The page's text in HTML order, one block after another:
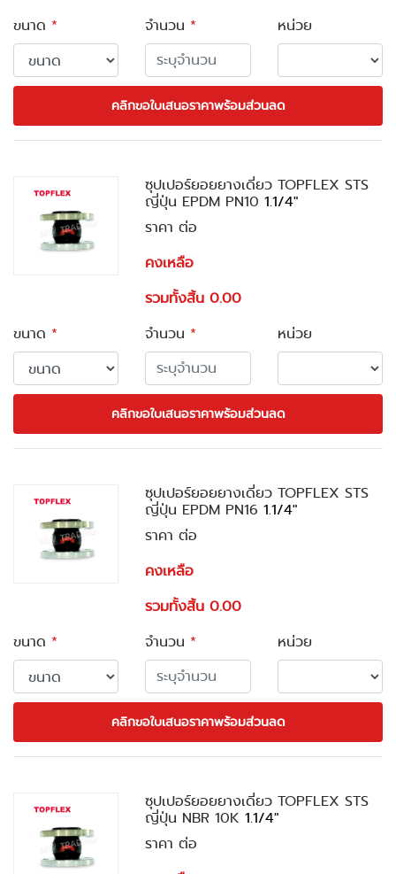
ขนาด * จำนวน * หน่วย
คลิกขอใบเสนอราคาพร้อมส่วนลด
ซุปเปอร์ยอยยางเดี่ยว TOPFLEX STS
ญี่ปุ่น EPDM PN101.1/4"
ราคา ต่อ
คงเหลือ
รวมทั้งสิ้น 0.00
ขนาด * จำนวน * หน่วย
คลิกขอใบเสนอราคาพร้อมส่วนลด
ซุปเปอร์ยอยยางเดี่ยว TOPFLEX STS
ญี่ปุ่น EPDM PN161.1/4"
ราคา ต่อ
คงเหลือ
รวมทั้งสิ้น 0.00
ขนาด * จำนวน * หน่วย
คลิกขอใบเสนอราคาพร้อมส่วนลด
ซุปเปอร์ยอยยางเดี่ยว TOPFLEX STS
ญี่ปุ่น NBR 10K1.1/4"
ราคา ต่อ